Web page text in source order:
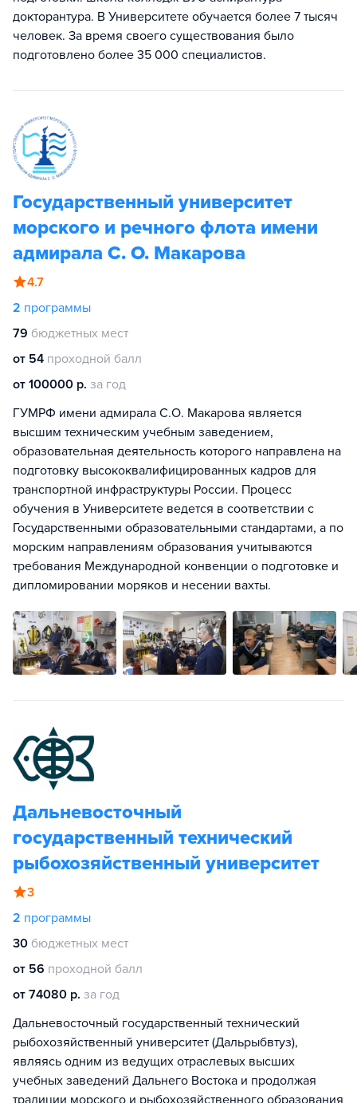
докторантура. В Университете обучается более 7 тысяч
человек. За время своего существования было
подготовлено более 35 000 специалистов.
Государственный университет
морского и речного флота имени
адмирала С. О. Макарова
4.7
2 программы
79 бюджетных мест
от 54 проходной балл
от 100000 р. за год
ГУМРФ имени адмирала С.О. Макарова является
высшим техническим учебным заведением,
образовательная деятельность которого направлена на
подготовку высококвалифицированных кадров для
транспортной инфраструктуры России. Процесс
обучения в Университете ведется в соответствии с
Государственными образовательными стандартами, а по
морским направлениям образования учитываются
требования Международной конвенции о подготовке и
дипломировании моряков и несении вахты.
Дальневосточный
государственный технический
рыбохозяйственный университет
3
2 программы
30 бюджетных мест
от 56 проходной балл
от 74080 р. за год
Дальневосточный государственный технический
рыбохозяйственный университет (Дальрыбвтуз),
являясь одним из ведущих отраслевых высших
учебных заведений Дальнего Востока и продолжая